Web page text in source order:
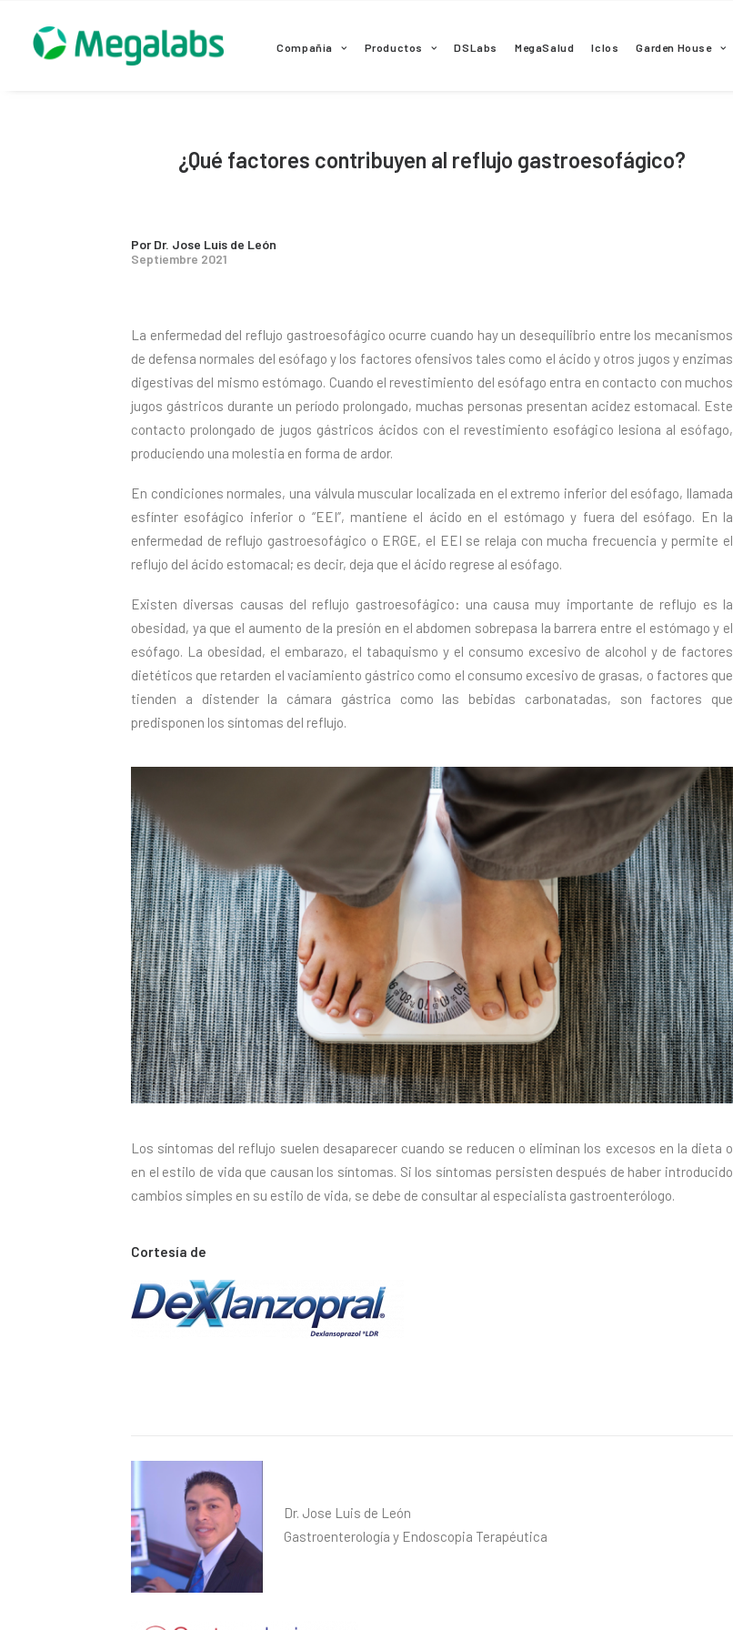
Compañia Productos DSLabs MegaSalud Iclos Garden House
¿Qué factores contribuyen al reflujo gastroesofágico?
Por Dr. Jose Luis de León
Septiembre 2021
La enfermedad del reflujo gastroesofágico ocurre cuando hay un desequilibrio entre los mecanismos
de defensa normales del esófago y los factores ofensivos tales como el ácido y otros jugos y enzimas
digestivas del mismo estómago. Cuando el revestimiento del esófago entra en contacto con muchos
jugos gástricos durante un período prolongado, muchas personas presentan acidez estomacal. Este
contacto prolongado de jugos gástricos ácidos con el revestimiento esofágico lesiona al esófago,
produciendo una molestia en forma de ardor.
En condiciones normales, una válvula muscular localizada en el extremo inferior del esófago, llamada
esfínter esofágico inferior o “EEI”, mantiene el ácido en el estómago y fuera del esófago. En la
enfermedad de reflujo gastroesofágico o ERGE, el EEI se relaja con mucha frecuencia y permite el
reflujo del ácido estomacal; es decir, deja que el ácido regrese al esófago.
Existen diversas causas del reflujo gastroesofágico: una causa muy importante de reflujo es la
obesidad, ya que el aumento de la presión en el abdomen sobrepasa la barrera entre el estómago y el
esófago. La obesidad, el embarazo, el tabaquismo y el consumo excesivo de alcohol y de factores
dietéticos que retarden el vaciamiento gástrico como el consumo excesivo de grasas, o factores que
tienden a distender la cámara gástrica como las bebidas carbonatadas, son factores que
predisponen los síntomas del reflujo.
Los síntomas del reflujo suelen desaparecer cuando se reducen o eliminan los excesos en la dieta o
en el estilo de vida que causan los síntomas. Si los síntomas persisten después de haber introducido
cambios simples en su estilo de vida, se debe de consultar al especialista gastroenterólogo.
Cortesía de
Dr. Jose Luis de León
Gastroenterología y Endoscopia Terapéutica